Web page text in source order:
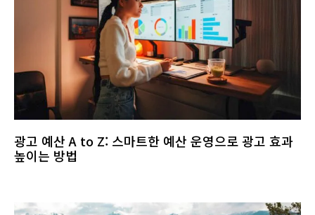
광고 예산 A to Z: 스마트한 예산 운영으로 광고 효과
높이는 방법